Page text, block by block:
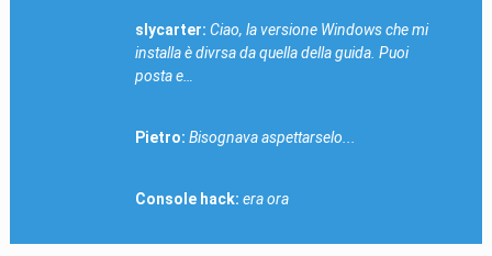
slycarter: Ciao, la versione Windows che mi
installa è divrsa da quella della guida. Puoi
posta e…
Pietro: Bisognava aspettarselo...
Console hack: era ora